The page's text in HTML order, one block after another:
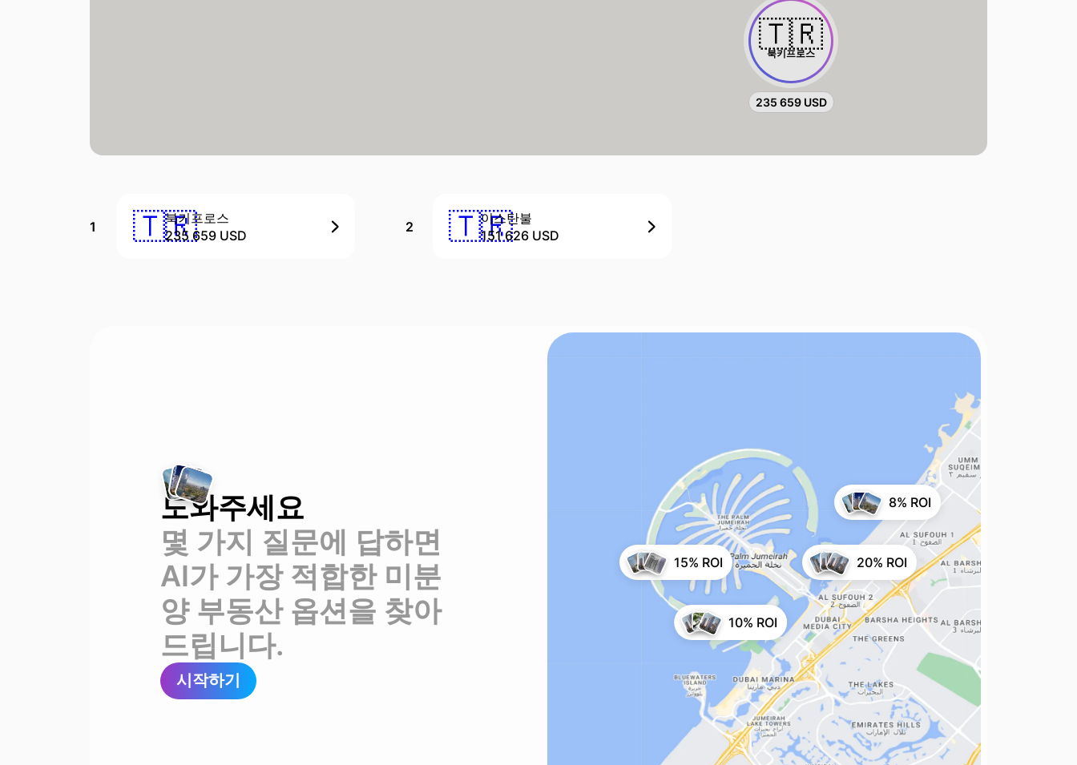
🇹🇷
북키프로스
235 659 USD
1 🇹🇷북키프로스
235 659 USD
2 🇹🇷
이스탄불
151 626 USD
도와주세요
몇 가지 질문에 답하면
AI가 가장 적합한 미분
양 부동산 옵션을 찾아
드립니다.
시작하기
8% ROI
20% ROI
10% ROI
15% ROI